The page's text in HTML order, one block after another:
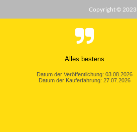
Copyright © 2023
Alles bestens
Datum der Veröffentlichung: 03.08.2026
Datum der Kauferfahrung: 27.07.2026